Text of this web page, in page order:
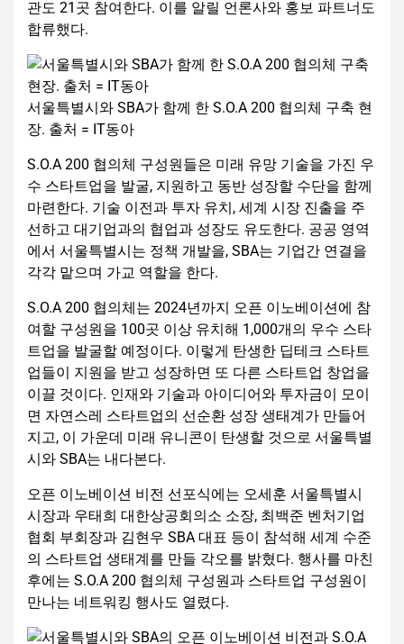
관도 21곳 참여한다. 이를 알릴 언론사와 홍보 파트너도
합류했다.
서울특별시와 SBA가 함께 한 S.O.A 200 협의체 구축 현
장. 출처 = IT동아
S.O.A 200 협의체 구성원들은 미래 유망 기술을 가진 우
수 스타트업을 발굴, 지원하고 동반 성장할 수단을 함께
마련한다. 기술 이전과 투자 유치, 세계 시장 진출을 주
선하고 대기업과의 협업과 성장도 유도한다. 공공 영역
에서 서울특별시는 정책 개발을, SBA는 기업간 연결을
각각 맡으며 가교 역할을 한다.
S.O.A 200 협의체는 2024년까지 오픈 이노베이션에 참
여할 구성원을 100곳 이상 유치해 1,000개의 우수 스타
트업을 발굴할 예정이다. 이렇게 탄생한 딥테크 스타트
업들이 지원을 받고 성장하면 또 다른 스타트업 창업을
이끌 것이다. 인재와 기술과 아이디어와 투자금이 모이
면 자연스레 스타트업의 선순환 성장 생태계가 만들어
지고, 이 가운데 미래 유니콘이 탄생할 것으로 서울특별
시와 SBA는 내다본다.
오픈 이노베이션 비전 선포식에는 오세훈 서울특별시
시장과 우태희 대한상공회의소 소장, 최백준 벤처기업
협회 부회장과 김현우 SBA 대표 등이 참석해 세계 수준
의 스타트업 생태계를 만들 각오를 밝혔다. 행사를 마친
후에는 S.O.A 200 협의체 구성원과 스타트업 구성원이
만나는 네트워킹 행사도 열렸다.